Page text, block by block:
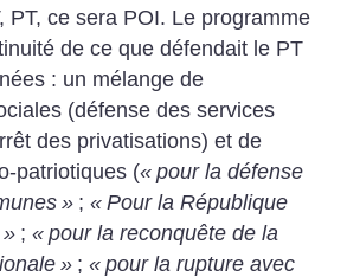
PT, ce sera POI. Le programme
de ce que défendait le PT
: un mélange de
(défense des services
des privatisations) et de
patriotiques (« pour la défense
» ;« Pour la République
» ;« pour la reconquête de la
» ;« pour la rupture avec